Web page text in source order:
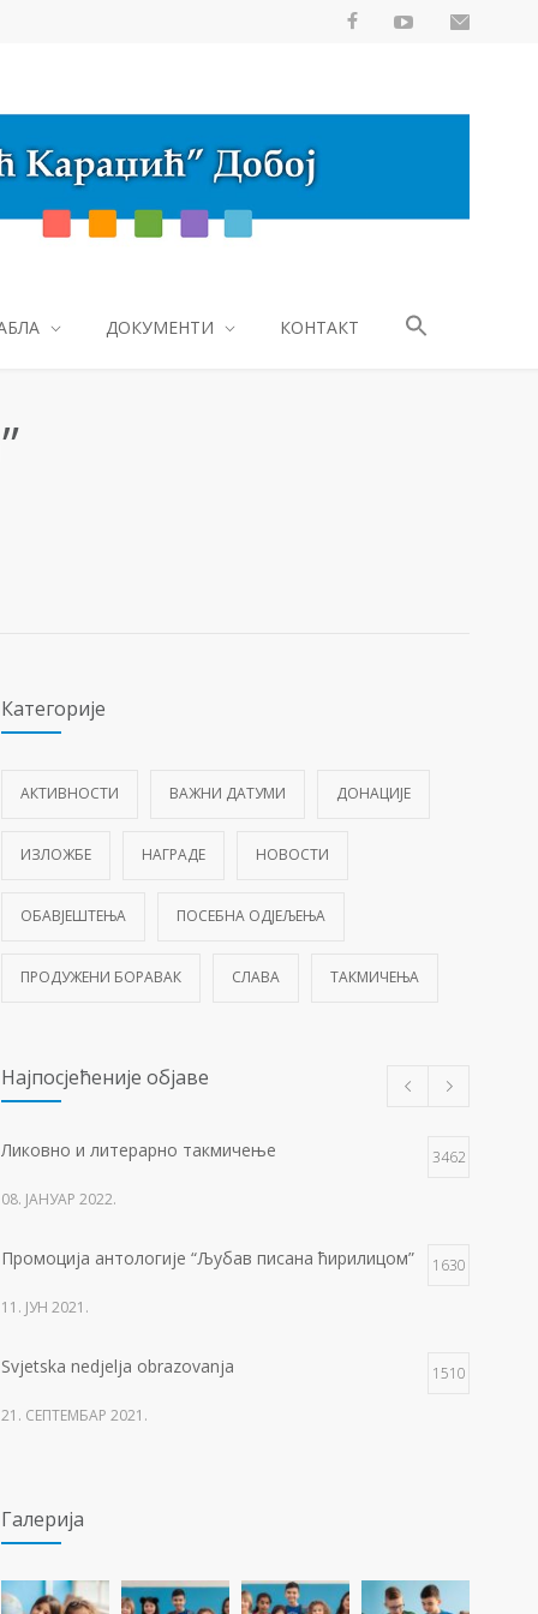
ДОКУМЕНТИ КОНТАКТ
Категорије
АКТИВНОСТИ ВАЖНИ ДАТУМИ ДОНАЦИЈЕ
ИЗЛОЖБЕ НАГРАДЕ НОВОСТИ
ОБАВЈЕШТЕЊА ПОСЕБНА ОДЈЕЉЕЊА
ПРОДУЖЕНИ БОРАВАК СЛАВА ТАКМИЧЕЊА
Најпосјећеније објаве
Ликовно и литерарно такмичење 3462
08. ЈАНУАР 2022.
Промоција антологије “Љубав писана ћирилицом” 1630
11. ЈУН 2021.
Svjetska nedjelja obrazovanja 1510
21. СЕПТЕМБАР 2021.
09. ОКТОБАР 2021.
Прва награда на понос Града Добоја 1427
Галерија